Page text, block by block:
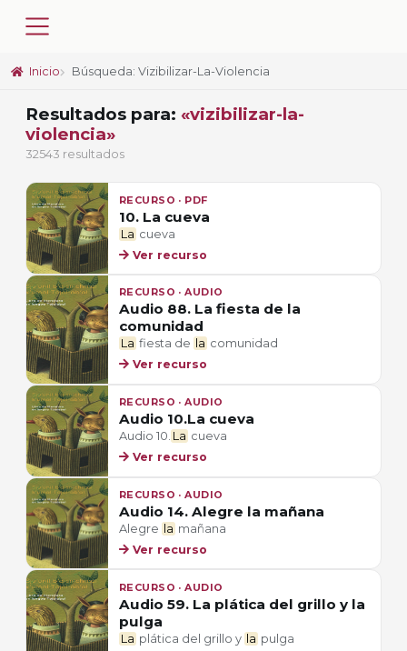
Inicio Búsqueda: Vizibilizar-La-Violencia
Resultados para: «vizibilizar-la-
violencia»
32543 resultados
RECURSO · PDF
10. La cueva
La cueva
Ver recurso
RECURSO · AUDIO
Audio 88. La fiesta de la
comunidad
La fiesta de la comunidad
Ver recurso
RECURSO · AUDIO
Audio 10.La cueva
Audio 10. La cueva
Ver recurso
RECURSO · AUDIO
Audio 14. Alegre la mañana
Alegre la mañana
Ver recurso
RECURSO · AUDIO
Audio 59. La plática del grillo y la
pulga
La plática del grillo y la pulga